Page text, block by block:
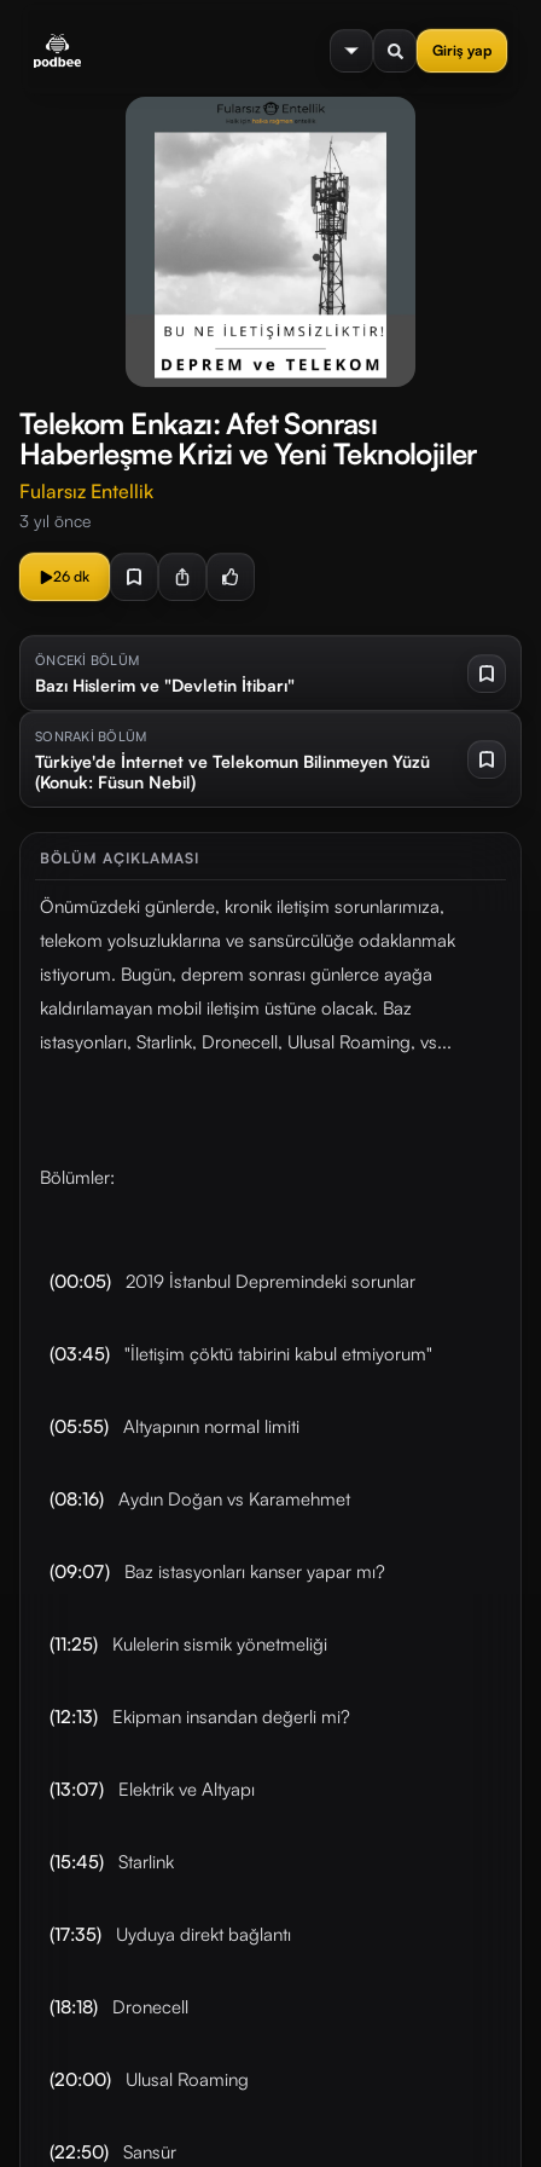
Giriş yap
menu
Telekom Enkazı: Afet Sonrası
Haberleşme Krizi ve Yeni Teknolojiler
Fularsız Entellik
3 yıl önce
26 dk
ÖNCEKİ BÖLÜM
Bazı Hislerim ve "Devletin İtibarı"
SONRAKİ BÖLÜM
Türkiye'de İnternet ve Telekomun Bilinmeyen Yüzü
(Konuk: Füsun Nebil)
BÖLÜM AÇIKLAMASI
Önümüzdeki günlerde, kronik iletişim sorunlarımıza,
telekom yolsuzluklarına ve sansürcülüğe odaklanmak
istiyorum. Bugün, deprem sonrası günlerce ayağa
kaldırılamayan mobil iletişim üstüne olacak. Baz
istasyonları, Starlink, Dronecell, Ulusal Roaming, vs...
Bölümler:
(00:05) 2019 İstanbul Depremindeki sorunlar
(03:45) "İletişim çöktü tabirini kabul etmiyorum"
(05:55) Altyapının normal limiti
(08:16) Aydın Doğan vs Karamehmet
(09:07) Baz istasyonları kanser yapar mı?
(11:25) Kulelerin sismik yönetmeliği
(12:13) Ekipman insandan değerli mi?
(13:07) Elektrik ve Altyapı
(15:45) Starlink
(17:35) Uyduya direkt bağlantı
(18:18) Dronecell
(20:00) Ulusal Roaming
(22:50) Sansür